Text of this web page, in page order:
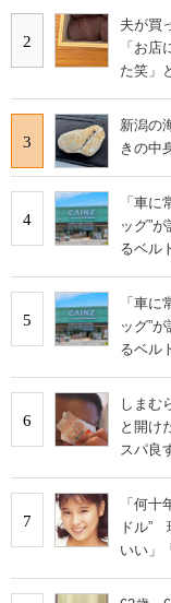
2
夫が買
「お
た笑」
3
新潟の
きの中
4
「車
ッグ”
るベル
5
「車
ッグ”
るベル
6
しまむ
と開け
スパ良
7
「何
ドル”
いい」